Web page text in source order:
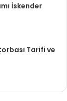
İskender
Tarifi ve